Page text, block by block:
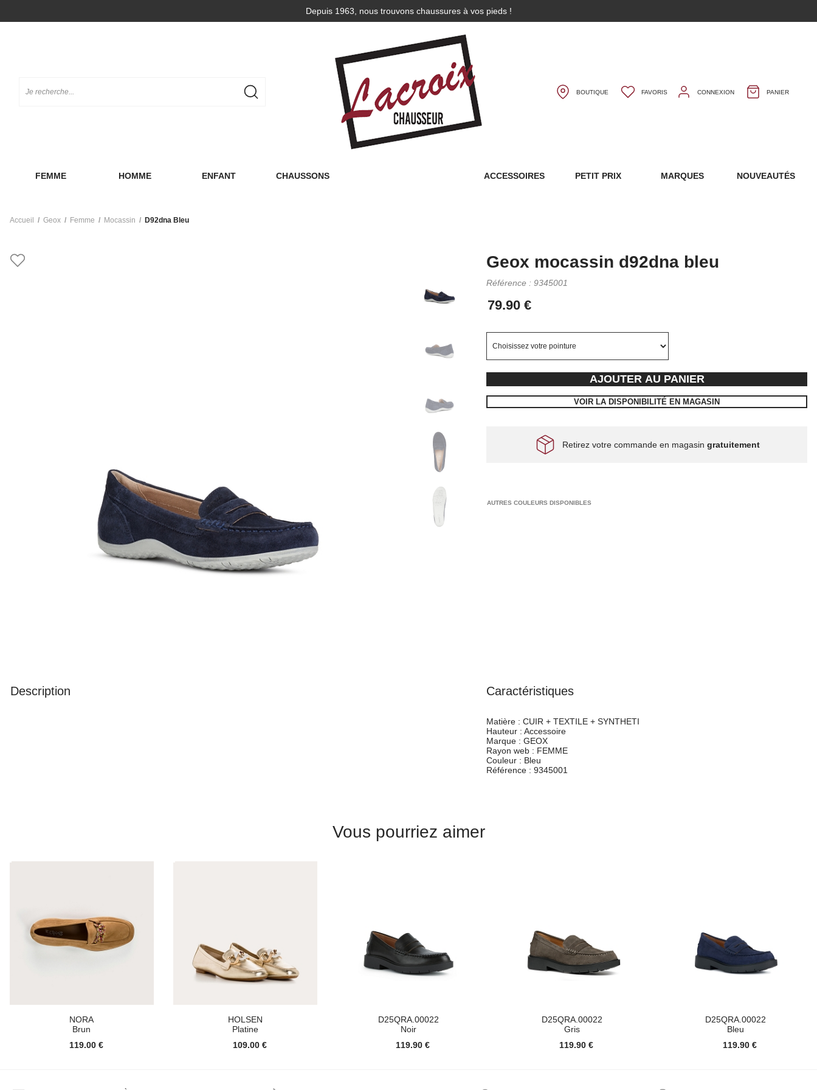
Depuis 1963, nous trouvons chaussures à vos pieds !
BOUTIQUE FAVORIS CONNEXION PANIER
FEMME HOMME ENFANT CHAUSSONS ACCESSOIRES PETIT PRIX MARQUES NOUVEAUTÉS
Accueil Geox Femme Mocassin D92dna Bleu
Geox mocassin d92dna bleu
Référence : 9345001
AJOUTER AU PANIER
VOIR LA DISPONIBILITÉ EN MAGASIN
Retirez votre commande en magasin gratuitement
AUTRES COULEURS DISPONIBLES
Description Caractéristiques
Matière : CUIR + TEXTILE + SYNTHETI
Hauteur : Accessoire
Marque : GEOX
Rayon web : FEMME
Couleur : Bleu
Référence : 9345001
Vous pourriez aimer
NORA
Brun
119.00 €
HOLSEN
Platine
109.00 €
D25QRA.00022
Noir
119.90 €
D25QRA.00022
Gris
119.90 €
D25QRA.00022
Bleu
119.90 €